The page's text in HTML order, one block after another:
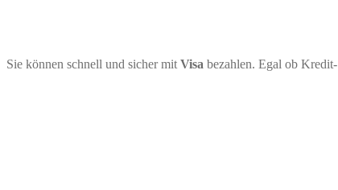
Sie können schnell und sicher mit Visa bezahlen. Egal ob